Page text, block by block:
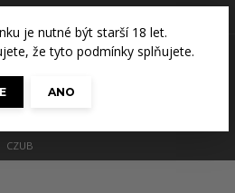
je nutné být starší 18 let.
že tyto podmínky splňujete.
ANO
0 Kč
CZUB